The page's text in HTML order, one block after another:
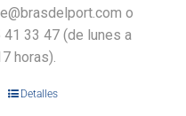
o
41 33 47 (de lunes a
horas).
Detalles